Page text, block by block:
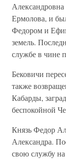
Александровна
Ермолова, и
Федором и
земель.
службе в чине
Бековичи
также
Кабарды,
беспокойной
Князь Федор
Александра.
свою службу